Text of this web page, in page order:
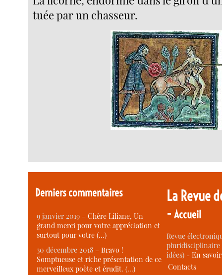
tuée par un chasseur.
Derniers commentaires
9 janvier 2019 –Chère Liliane, Un
grand merci pour votre appréciation et
surtout pour votre (…)
30 décembre 2018 –Bravo !
Somptueuse et riche présentation de ce
merveilleux poète et érudit. (…)
La Revue
-Accueil
Revue
idées) -En
Contacts